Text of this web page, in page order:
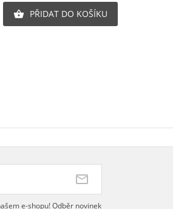
 PŘIDAT DO KOŠÍKU
e-shopu! Odběr novinek